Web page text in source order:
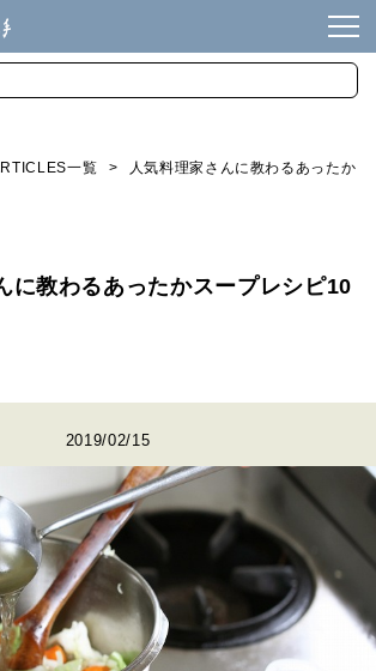
一覧
人気料理家さんに教わるあったか
に教わるあったかスープレシピ10
2019/02/15